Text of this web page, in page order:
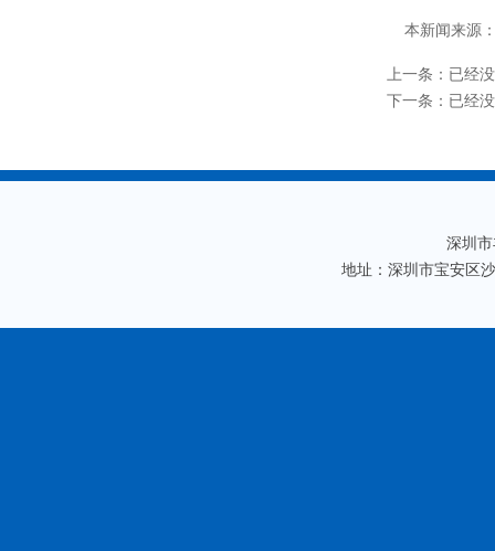
本新闻来源
上一条：已经
下一条：已经
深圳
地址：深圳市宝安区